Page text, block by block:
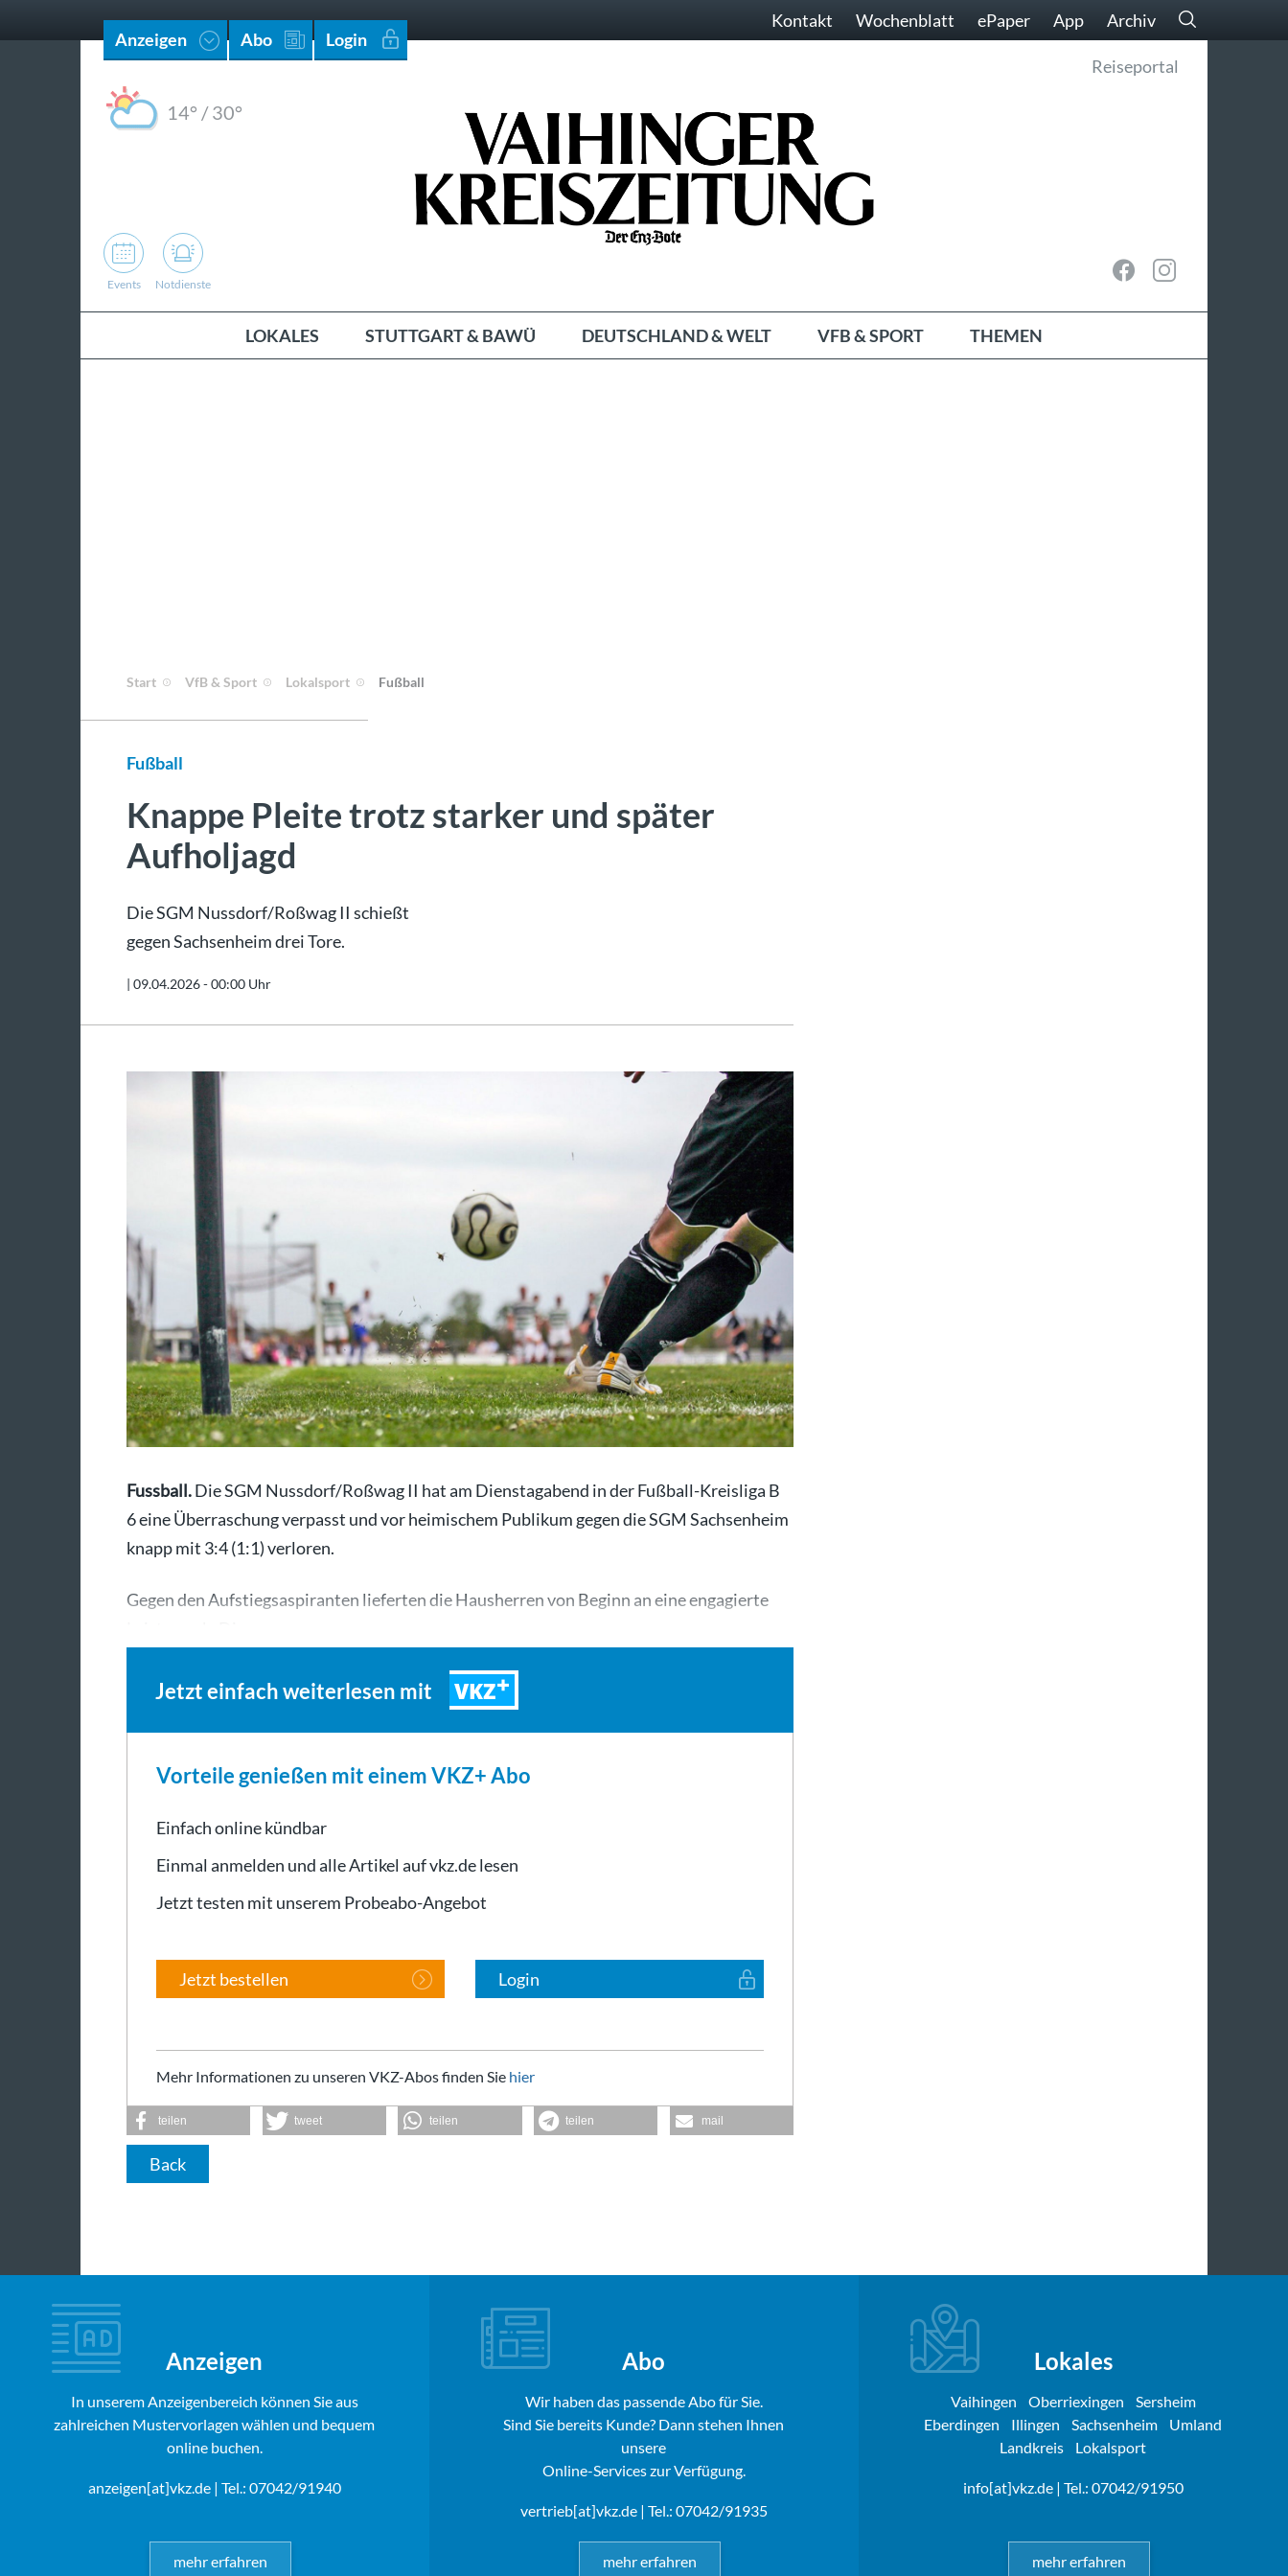
Anzeigen Abo Login
Kontakt Wochenblatt ePaper App Archiv
14° /30°
Reiseportal
Events Notdienste
LOKALES STUTTGART & BAWÜ DEUTSCHLAND & WELT VFB & SPORT THEMEN
Start VfB & Sport Lokalsport Fußball
Fußball
Knappe Pleite trotz starker und später
Aufholjagd
Die SGM Nussdorf/Roßwag II schießt
gegen Sachsenheim drei Tore.
| 09.04.2026 - 00:00 Uhr
Fussball.Die SGM Nussdorf/Roßwag II hat am Dienstagabend in der Fußball-Kreisliga B
6 eine Überraschung verpasst und vor heimischem Publikum gegen die SGM Sachsenheim
knapp mit 3:4 (1:1) verloren.
Gegen den Aufstiegsaspiranten lieferten die Hausherren von Beginn an eine engagierte
Jetzt einfach weiterlesen mit VKZ
Vorteile genießen mit einem VKZ+ Abo
Einfach online kündbar
Einmal anmelden und alle Artikel auf vkz.de lesen
Jetzt testen mit unserem Probeabo-Angebot
Jetzt bestellen Login
Mehr Informationen zu unseren VKZ-Abos finden Sie hier
teilen tweet teilen teilen mail
Back
Anzeigen
In unserem Anzeigenbereich können Sie aus
zahlreichen Mustervorlagen wählen und bequem
online buchen.
anzeigen[at]vkz.de| Tel.: 07042/91940
mehr erfahren
Abo
Wir haben das passende Abo für Sie.
Sind Sie bereits Kunde? Dann stehen Ihnen
unsere
Online-Services zur Verfügung.
vertrieb[at]vkz.de| Tel.: 07042/91935
mehr erfahren
Lokales
Vaihingen Oberriexingen
Sersheim
Eberdingen
Illingen Sachsenheim
Umland
Landkreis
Lokalsport
info[at]vkz.de| Tel.: 07042/91950
mehr erfahren